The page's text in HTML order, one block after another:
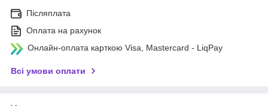
Післяплата
Оплата на рахунок
Онлайн-оплата карткою Visa, Mastercard - LiqPay
Всі умови оплати